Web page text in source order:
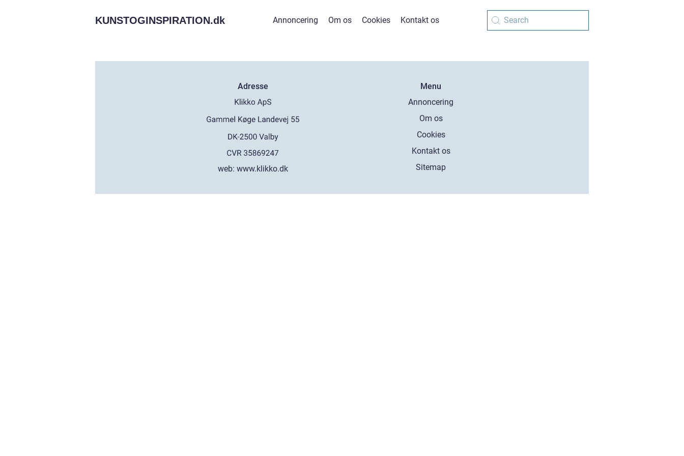
KUNSTOGINSPIRATION.dk Annoncering Om os Cookies Kontakt os
Adresse
web:www.klikko.dk
Menu
Annoncering
Om os
Cookies
Kontakt os
Sitemap